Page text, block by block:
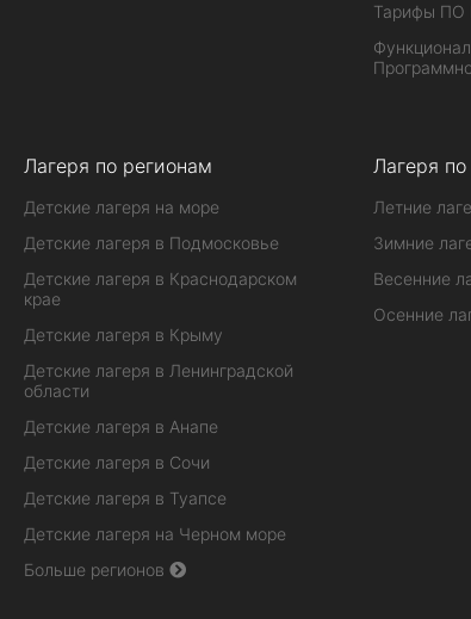
Тарифы ПО
Лагеря по регионам
Детские лагеря на море
Детские лагеря в Подмосковье
Детские лагеря в Краснодарском
крае
Детские лагеря в Крыму
Детские лагеря в Ленинградской
области
Детские лагеря в Анапе
Детские лагеря в Сочи
Детские лагеря в Туапсе
Детские лагеря на Черном море
Больше регионов
Лагеря
Летние
Зимние
Весенние
Осенние